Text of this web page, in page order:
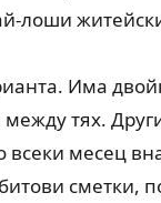
лоши
Има
тях.
всеки месец
битови